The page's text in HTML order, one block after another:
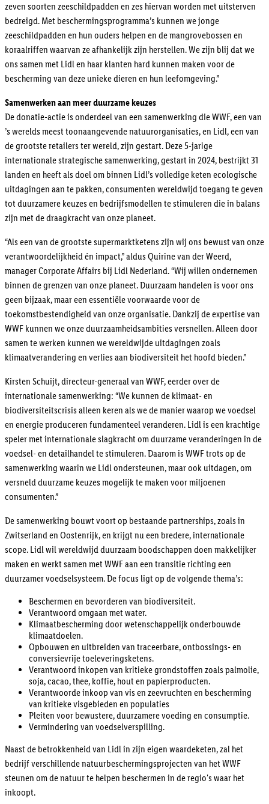
zeven soorten zeeschildpadden en zes hiervan worden met uitsterven
bedreigd. Met beschermingsprogramma’s kunnen we jonge
zeeschildpadden en hun ouders helpen en de mangrovebossen en
koraalriffen waarvan ze afhankelijk zijn herstellen. We zijn blij dat we
ons samen met Lidl en haar klanten hard kunnen maken voor de
bescherming van deze unieke dieren en hun leefomgeving.”
Samenwerken aan meer duurzame keuzes
De donatie-actie is onderdeel van een samenwerking die WWF, een van
’s werelds meest toonaangevende natuurorganisaties, en Lidl, een van
de grootste retailers ter wereld, zijn gestart. Deze 5-jarige
internationale strategische samenwerking, gestart in 2024, bestrijkt 31
landen en heeft als doel om binnen Lidl’s volledige keten ecologische
uitdagingen aan te pakken, consumenten wereldwijd toegang te geven
tot duurzamere keuzes en bedrijfsmodellen te stimuleren die in balans
zijn met de draagkracht van onze planeet.
“Als een van de grootste supermarktketens zijn wij ons bewust van onze
verantwoordelijkheid én impact,” aldus Quirine van der Weerd,
manager Corporate Affairs bij Lidl Nederland. “Wij willen ondernemen
binnen de grenzen van onze planeet. Duurzaam handelen is voor ons
geen bijzaak, maar een essentiële voorwaarde voor de
toekomstbestendigheid van onze organisatie. Dankzij de expertise van
WWF kunnen we onze duurzaamheidsambities versnellen. Alleen door
samen te werken kunnen we wereldwijde uitdagingen zoals
klimaatverandering en verlies aan biodiversiteit het hoofd bieden.”
Kirsten Schuijt, directeur-generaal van WWF, eerder over de
internationale samenwerking: “We kunnen de klimaat- en
biodiversiteitscrisis alleen keren als we de manier waarop we voedsel
en energie produceren fundamenteel veranderen. Lidl is een krachtige
speler met internationale slagkracht om duurzame veranderingen in de
voedsel- en detailhandel te stimuleren. Daarom is WWF trots op de
samenwerking waarin we Lidl ondersteunen, maar ook uitdagen, om
versneld duurzame keuzes mogelijk te maken voor miljoenen
consumenten.”
De samenwerking bouwt voort op bestaande partnerships, zoals in
Zwitserland en Oostenrijk, en krijgt nu een bredere, internationale
scope. Lidl wil wereldwijd duurzaam boodschappen doen makkelijker
maken en werkt samen met WWF aan een transitie richting een
duurzamer voedselsysteem. De focus ligt op de volgende thema’s:
Beschermen en bevorderen van biodiversiteit.
Verantwoord omgaan met water.
Klimaatbescherming door wetenschappelijk onderbouwde
klimaatdoelen.
Opbouwen en uitbreiden van traceerbare, ontbossings- en
conversievrije toeleveringsketens.
Verantwoord inkopen van kritieke grondstoffen zoals palmolie,
soja, cacao, thee, koffie, hout en papierproducten.
Verantwoorde inkoop van vis en zeevruchten en bescherming
van kritieke visgebieden en populaties
Pleiten voor bewustere, duurzamere voeding en consumptie.
Vermindering van voedselverspilling.
Naast de betrokkenheid van Lidl in zijn eigen waardeketen, zal het
bedrijf verschillende natuurbeschermingsprojecten van het WWF
steunen om de natuur te helpen beschermen in de regio's waar het
inkoopt.